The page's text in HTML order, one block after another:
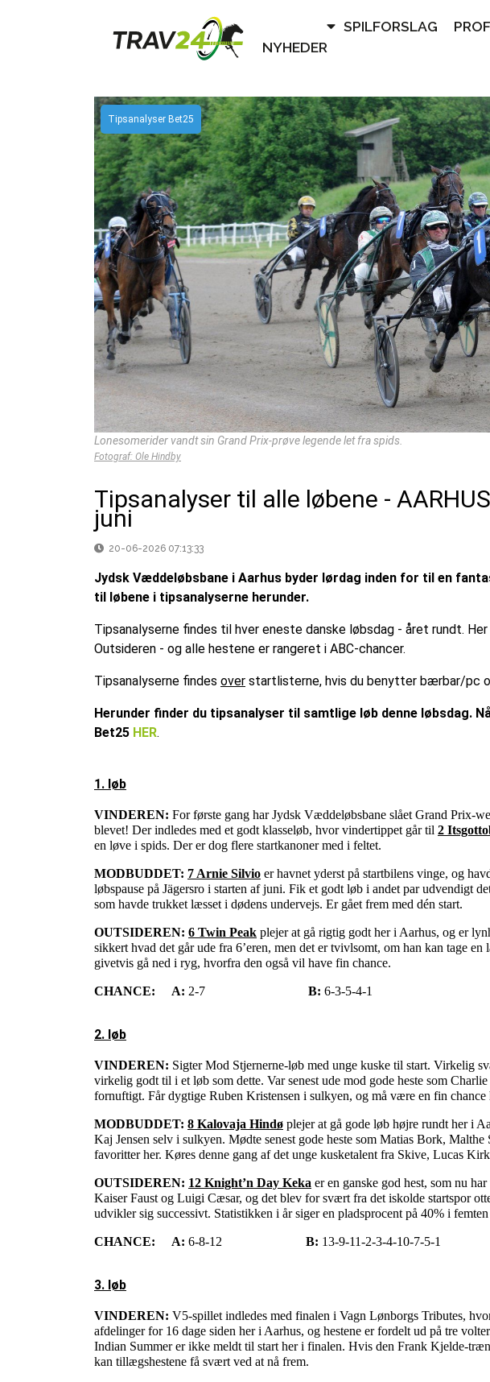
Tipsanalyser Bet25
Lonesomerider vandt sin Grand Prix-prøve legende let fra spids.
Fotograf: Ole Hindby
Tipsanalyser til alle løbene -
juni
20-06-2026 07:13:33
Jydsk Væddeløbsbane i Aarhus byder lørdag inden for til en
til løbene i tipsanalyserne herunder.
Tipsanalyserne findes til hver eneste danske løbsdag - året rundt.
Outsideren - og alle hestene er rangeret i ABC-chancer.
Tipsanalyserne findes over startlisterne, hvis du benytter bærbar/pc
Herunder finder du tipsanalyser til samtlige løb denne løbsdag.
Bet25 HER.
1. løb
VINDEREN: For første gang har Jydsk Væddeløbsbane slået Grand Prix-
blevet! Der indledes med et godt klasseløb, hvor vindertippet går til 2
en løve i spids. Der er dog flere startkanoner med i feltet.
MODBUDDET: 7 Arnie Silvio er havnet yderst på startbilens vinge, og
løbspause på Jägersro i starten af juni. Fik et godt løb i andet par udvendigt
som havde trukket læsset i dødens undervejs. Er gået frem med dén start.
OUTSIDEREN: 6 Twin Peak plejer at gå rigtig godt her i Aarhus, og er
sikkert hvad det går ude fra 6’eren, men det er tvivlsomt, om han kan tage
givetvis gå ned i ryg, hvorfra den også vil have fin chance.
CHANCE: A: 2-7 B: 6-3-5-4-1
2. løb
VINDEREN: Sigter Mod Stjernerne-løb med unge kuske til start. Virkelig
virkelig godt til i et løb som dette. Var senest ude mod gode heste som
fornuftigt. Får dygtige Ruben Kristensen i sulkyen, og må være en fin chance
MODBUDDET: 8 Kalovaja Hindø plejer at gå gode løb højre rundt her i
Kaj Jensen selv i sulkyen. Mødte senest gode heste som Matias Bork,
favoritter her. Køres denne gang af det unge kusketalent fra Skive, Lucas
OUTSIDEREN: 12 Knight’n Day Keka er en ganske god hest, som nu
Kaiser Faust og Luigi Cæsar, og det blev for svært fra det iskolde startspor
udvikler sig successivt. Statistikken i år siger en pladsprocent på 40% i femten
CHANCE: A: 6-8-12 B: 13-9-11-2-3-4-10-7-5-1
3. løb
VINDEREN: V5-spillet indledes med finalen i Vagn Lønborgs Tributes,
afdelinger for 16 dage siden her i Aarhus, og hestene er fordelt ud på tre
Indian Summer er ikke meldt til start her i finalen. Hvis den Frank Kjelde-
kan tillægshestene få svært ved at nå frem.
NYHEDER
SPILFORSLAG